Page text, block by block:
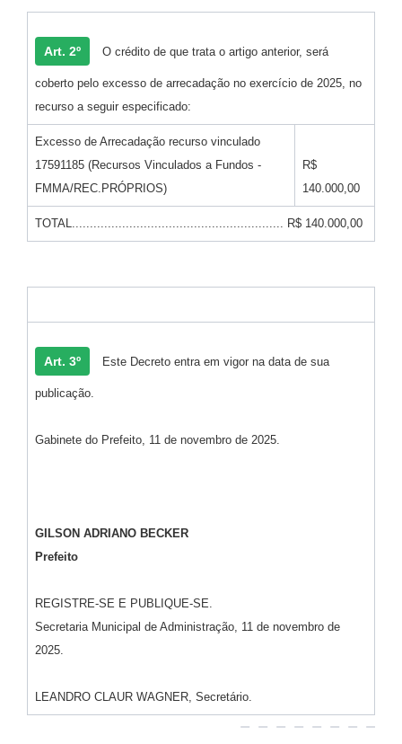
Art. 2º O crédito de que trata o artigo anterior, será
coberto pelo excesso de arrecadação no exercício de 2025, no
recurso a seguir especificado:
Excesso de Arrecadação recurso vinculado
17591185 (Recursos Vinculados a Fundos -
FMMA/REC.PRÓPRIOS)
R$
140.000,00
TOTAL........................................................... R$ 140.000,00
Art. 3º Este Decreto entra em vigor na data de sua
publicação.
Gabinete do Prefeito, 11 de novembro de 2025.
GILSON ADRIANO BECKER
Prefeito
REGISTRE-SE E PUBLIQUE-SE.
Secretaria Municipal de Administração, 11 de novembro de
2025.
LEANDRO CLAUR WAGNER, Secretário.